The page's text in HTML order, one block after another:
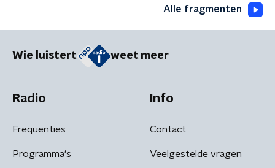
Alle fragmenten
Wie luistert weet meer
Radio
Frequenties
Programma's
Info
Contact
Veelgestelde vragen